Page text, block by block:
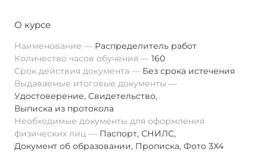
О курсе
Наименование
Распределитель работ
Количество часов обучения
160
Срок действия документа
Без срока истечения
Выдаваемые итоговые документы
Удостоверение, Свидетельство,
Выписка из протокола
Необходимые документы для оформления
физических лиц
Паспорт, СНИЛС,
Документ об образовании, Прописка, Фото 3Х4